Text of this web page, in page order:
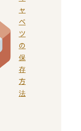
ャ
ベ
ツ
の
保
存
方
法